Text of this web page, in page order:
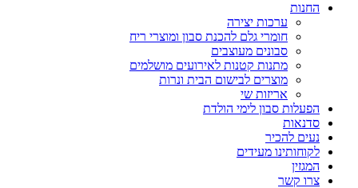
החנות
ערכות יצירה
חומרי גלם להכנת סבון ומוצרי ריח
סבונים מעוצבים
מתנות קטנות לאירועים מושלמים
מוצרים לבישום הבית ונרות
אריזות שי
הפעלות סבון לימי הולדת
סדנאות
נעים להכיר
לקוחותינו מעידים
המגזין
צרו קשר